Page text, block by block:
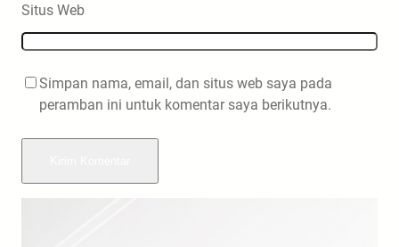
Situs Web
Simpan nama, email, dan situs web saya pada
peramban ini untuk komentar saya berikutnya.